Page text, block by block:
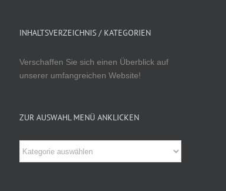
INHALTSVERZEICHNIS / KATEGORIEN
Verschaffen Sie sich einen Überblick auf
unserer umfangreichen Website!
ZUR AUSWAHL MENÜ ANKLICKEN
Zur
Auswahl